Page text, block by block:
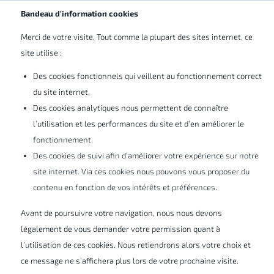
Bandeau d’information cookies
Merci de votre visite. Tout comme la plupart des sites internet, ce
site utilise :
Des cookies fonctionnels qui veillent au fonctionnement correct
du site internet.
Des cookies analytiques nous permettent de connaître
l’utilisation et les performances du site et d’en améliorer le
fonctionnement.
Des cookies de suivi afin d’améliorer votre expérience sur notre
site internet. Via ces cookies nous pouvons vous proposer du
contenu en fonction de vos intérêts et préférences.
Avant de poursuivre votre navigation, nous nous devons
légalement de vous demander votre permission quant à
l’utilisation de ces cookies. Nous retiendrons alors votre choix et
ce message ne s’affichera plus lors de votre prochaine visite.
Apprenez tout sur xDesign et
la flexibilité que cette
application basée sur le cloud
peut vous offrir
Familiarisez-vous avec les bases de l'outil
de conception xDesign.